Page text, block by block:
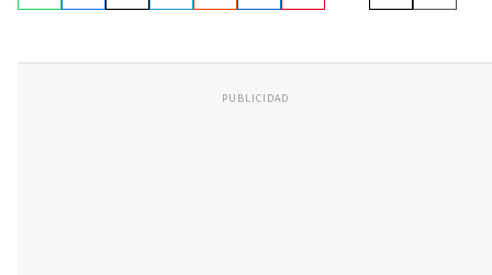
PUBLICIDAD